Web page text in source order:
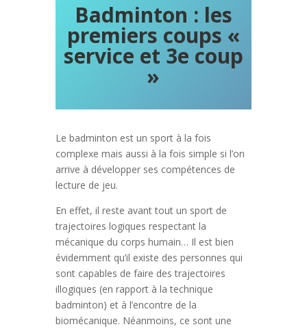
Badminton : les
premiers coups «
service et 3e coup
»
Le badminton est un sport à la fois
complexe mais aussi à la fois simple si l’on
arrive à développer ses compétences de
lecture de jeu.
En effet, il reste avant tout un sport de
trajectoires logiques respectant la
mécanique du corps humain… Il est bien
évidemment qu’il existe des personnes qui
sont capables de faire des trajectoires
illogiques (en rapport à la technique
badminton) et à l’encontre de la
biomécanique. Néanmoins, ce sont une